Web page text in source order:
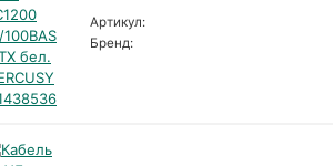
Артикул:
Бренд: